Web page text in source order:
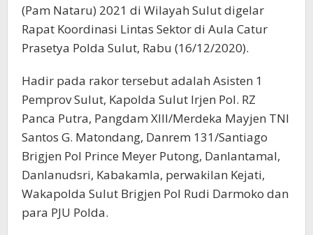
(Pam Nataru) 2021 di Wilayah Sulut digelar
Rapat Koordinasi Lintas Sektor di Aula Catur
Prasetya Polda Sulut, Rabu (16/12/2020).
Hadir pada rakor tersebut adalah Asisten 1
Pemprov Sulut, Kapolda Sulut Irjen Pol. RZ
Panca Putra, Pangdam XIII/Merdeka Mayjen TNI
Santos G. Matondang, Danrem 131/Santiago
Brigjen Pol Prince Meyer Putong, Danlantamal,
Danlanudsri, Kabakamla, perwakilan Kejati,
Wakapolda Sulut Brigjen Pol Rudi Darmoko dan
para PJU Polda.